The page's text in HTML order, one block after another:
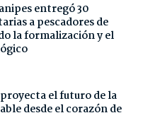
entregó 30
a pescadores de
la formalización y el
el futuro de la
desde el corazón de